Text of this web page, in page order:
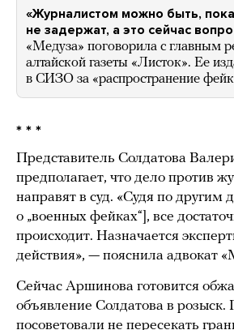
«Журналистом можно быть,
не задержат, а это сейчас
«Медуза» поговорила с главным
алтайской газеты «Листок». Ее
в СИЗО за «распространение
* * *
Представитель Солдатова
предполагает, что дело против
направят в суд. «Судя по другим
о „военных фейках“], все
происходит. Назначается
действия», — пояснила адвокат
Сейчас Аршинова готовится
объявление Солдатова в розыск.
посоветовали не пересекать